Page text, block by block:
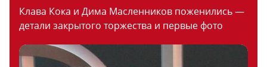
Клава Кока и Дима Масленников поженились —
детали закрытого торжества и первые фото